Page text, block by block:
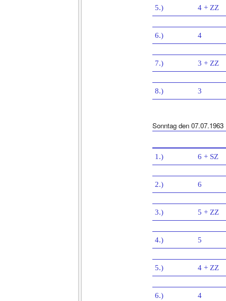
5.) 4 + ZZ
6.) 4
7.) 3 + ZZ
8.) 3
Sonntag den 07.07.1963
1.) 6 + SZ
2.) 6
3.) 5 + ZZ
4.) 5
5.) 4 + ZZ
6.) 4